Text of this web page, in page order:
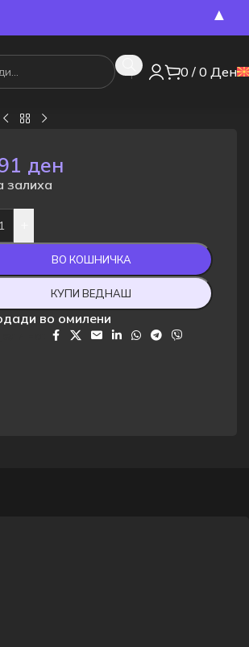
0 / 0 Ден
ден
залиха
ВО КОШНИЧКА
КУПИ ВЕДНАШ
во омилени
▲